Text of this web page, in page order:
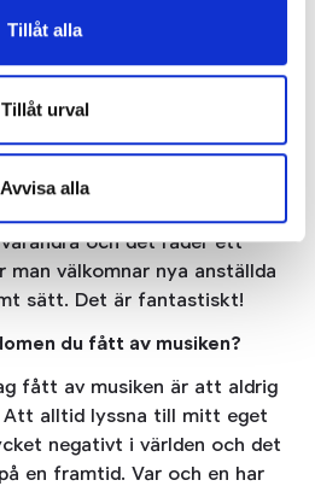
Tillåt alla
Tillåt urval
Avvisa alla
jag vill. Jag är lycklig som är
vänner, fantastiska kollegor
mig på ett positivt sätt
har varit värt det,
del av Norrköpings
och det råder ett
man välkomnar nya anställda
sätt. Det är fantastiskt!
du fått av musiken?
fått av musiken är att aldrig
Att alltid lyssna till mitt eget
negativt i världen och det
en framtid. Var och en har